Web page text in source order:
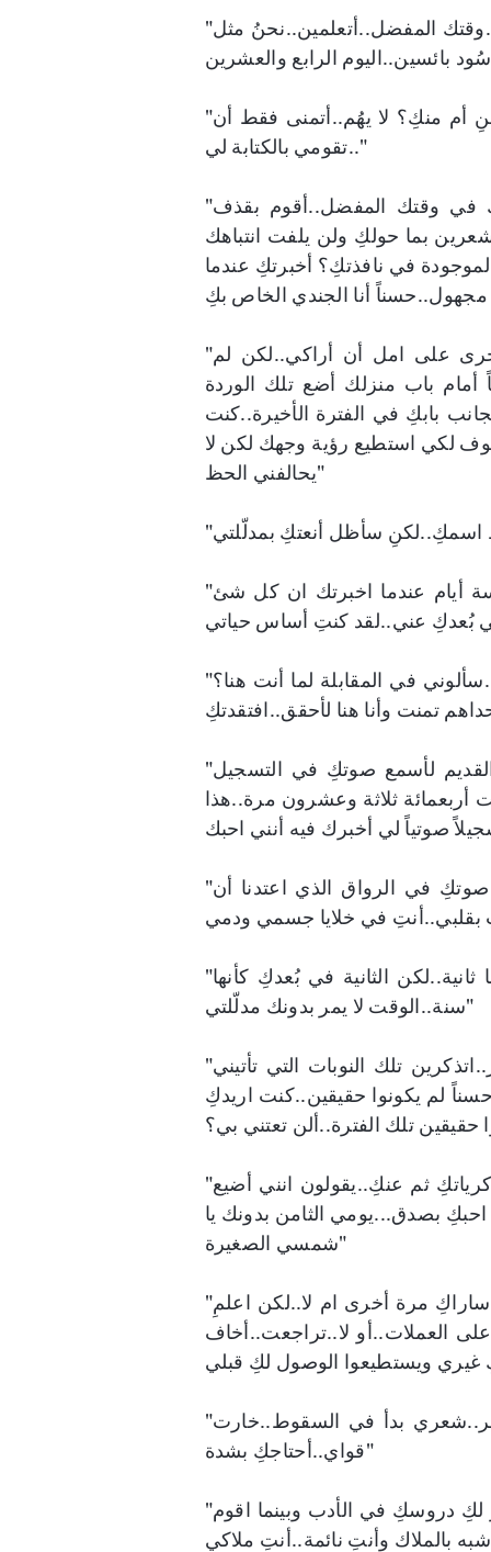
"الحياة سوداء دونك تماماً كلون السماء الأن..منتصف الليل..وقتك المفضل..أتعلمين..نحنُ مثل
"اليوم الثاني..الحياة لعنة بدونكِ..لا أعلم حقاً أكان الخطأ منِ أم منكِ؟ لا يهُم..أتمنى فقط أن
تقومي بالكتابة لي.."
"اليوم السابع عشر..منذ شهر بالضبط كنتُ أسفل بنايتك في وقتك المفضل..أقوم بقذف
بما حولكِ ولن يلفت انتباهك
في نافذتكِ؟ أخبرتكِ عندما
"اليوم الثالث والعشرين..لقد مررت على المقهى مرة أخرى على امل أن أراكي..لكن لم
باب منزلك أضع تلك الوردة
بابكِ في الفترة الأخيرة..كنت
لكي استطيع رؤية وجهك لكن لا
يحالفني الحظ"
"اليوم الرابع..اظنني قد كذبت في توديعنا لبعضنا منذ خمسة أيام عندما اخبرتك ان كل شئ
"اليوم العاشر..لقد قبلوني في الوظيفة التي اقترحتها عليّ..سألوني في المقابلة لما أنت هنا؟
"اليوم الخامس والعشرين..أظل أتصل على رقم هاتفكِ القديم لأسمع صوتكِ في التسجيل
ثلاثة وعشرون مرة..هذا
"اليوم الثالث..أظنني أُصبت بمرض عقلي..أستطيع سماع صوتكِ في الرواق الذي اعتدنا أن
"اليوم الرابع عشر..لا أعلم لما كانت الساعة بقربكِ وكأنها ثانية..لكن الثانية في بُعدكِ كأنها
سنة..الوقت لا يمر بدونك مدلّلتي"
"اليوم السادس والعشرين..حسناً صحتي بدأت في التدهور..اتذكرين تلك النوبات التي تأتيني
لم يكونوا حقيقين..كنت اريدكِ
"أصدقائي أصبحوا يعطونني نصائح خاطئة..كالتخطي عن ذكرياتكِ ثم عنكِ..يقولون انني أضيع
بصدق...يومي الثامن بدونك يا
شمسي الصغيرة"
"اليوم الخامس عشر..أتعلمين يا مدلّلتي؟ لا أعلم اذا كنت ساراكِ مرة أخرى ام لا..لكن اعلمِ
العملات..أو لا..تراجعت..أخاف
"اليوم التاسع والعشرين..صحتي مازالت في تدهور مستمر..شعري بدأ في السقوط..خارت
قواي..أحتاجكِ بشدة"
"يومي الثاني عشر بدونك..هل تتذكرين عندما كنت أستذكر لكِ دروسكِ في الأدب وبينما اقوم